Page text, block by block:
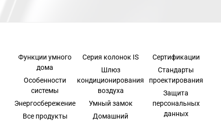
Функции умного
дома
Особенности
системы
Энергосбережение
Все продукты
Серия колонок IS
Шлюз
кондиционирования
воздуха
Умный замок
Домашний
Сертификации
Стандарты
проектирования
Защита
персональных
данных